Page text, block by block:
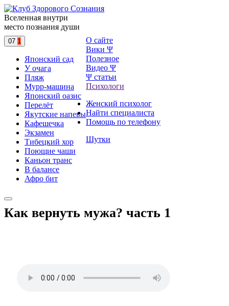
Вселенная внутри
место познания души
07 1
Японский сад
У очага
Пляж
Мурр-машина
Японский оазис
Перелёт
Якутские напевы
Кафешечка
Экзамен
Тибецкий хор
Поющие чаши
Каньон транс
В балансе
Афро бит
О сайте
Вики Ψ
Полезное
Видео Ψ
Ψ статьи
Психологи
Женский психолог
Найти специалиста
Помощь по телефону
Шутки
Как вернуть мужа? часть 1